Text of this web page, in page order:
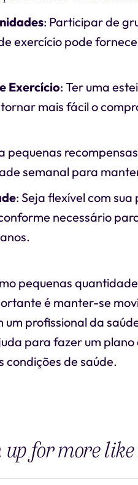
: Participar de
exercício pode
Exercício: Ter uma
mais fácil o
pequenas
semanal para
: Seja flexível com
necessário
pequenas
é manter-se
profissional da
para fazer um plano
condições de saúde.
up for more